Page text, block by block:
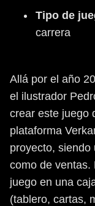
Tipo de
carrera
Allá por el año
el ilustrador
crear este juego
plataforma
proyecto, siendo
como de ventas.
juego en una
(tablero, cartas,